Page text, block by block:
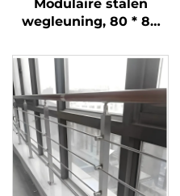
Modulaire stalen
wegleuning, 80 * 80
antiverblindingplaat
snelkoppelsysteem,
eenvoudig te
installeren en te
verplaatsen